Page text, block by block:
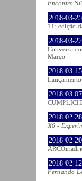
Encontro
2018-03-25
11ª edição
2018-03-22
Conversa
Março
2018-03-15
2018-03-07
2018-02-28
X6 -
2018-02-20
2018-02-12
Fernando